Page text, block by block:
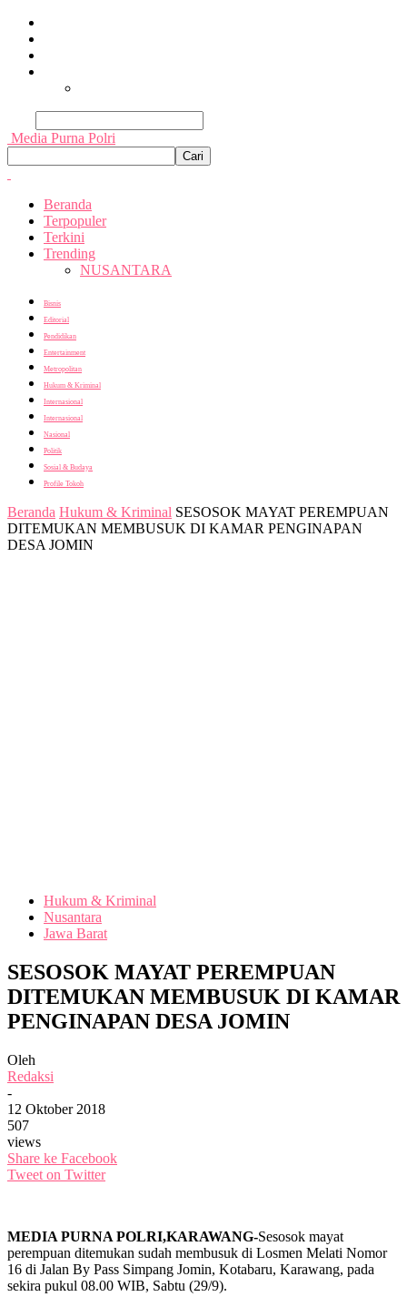
Media Purna Polri
Beranda
Terpopuler
Terkini
Trending
NUSANTARA
Bisnis
Editorial
Pendidikan
Entertainment
Metropolitan
Hukum & Kriminal
Internasional
Internasional
Nasional
Politik
Sosial & Budaya
Profile Tokoh
Beranda Hukum & Kriminal SESOSOK MAYAT PEREMPUAN
DITEMUKAN MEMBUSUK DI KAMAR PENGINAPAN
DESA JOMIN
Hukum & Kriminal
Nusantara
Jawa Barat
SESOSOK MAYAT PEREMPUAN
DITEMUKAN MEMBUSUK DI KAMAR
PENGINAPAN DESA JOMIN
Oleh
Redaksi
-
12 Oktober 2018
507
views
Share ke Facebook
Tweet on Twitter
MEDIA PURNA POLRI,KARAWANG-Sesosok mayat
perempuan ditemukan sudah membusuk di Losmen Melati Nomor
16 di Jalan By Pass Simpang Jomin, Kotabaru, Karawang, pada
sekira pukul 08.00 WIB, Sabtu (29/9).